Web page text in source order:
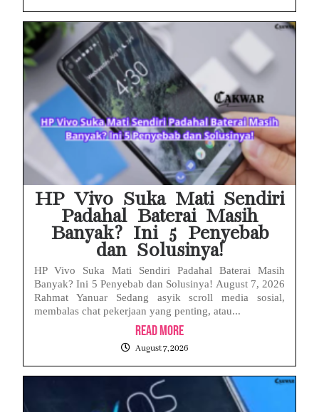
HP Vivo Suka Mati Sendiri
Padahal Baterai Masih
Banyak? Ini 5 Penyebab
dan Solusinya!
HP Vivo Suka Mati Sendiri Padahal Baterai Masih
Banyak? Ini 5 Penyebab dan Solusinya! August 7, 2026
Rahmat Yanuar Sedang asyik scroll media sosial,
membalas chat pekerjaan yang penting, atau...
Read More
August 7, 2026